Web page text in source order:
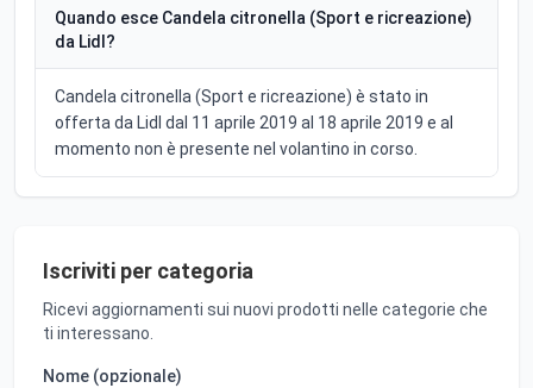
Quando esce Candela citronella (Sport e ricreazione)
da Lidl?
Candela citronella (Sport e ricreazione) è stato in
offerta da Lidl dal 11 aprile 2019 al 18 aprile 2019 e al
momento non è presente nel volantino in corso.
Iscriviti per categoria
Ricevi aggiornamenti sui nuovi prodotti nelle categorie che
ti interessano.
Nome (opzionale)